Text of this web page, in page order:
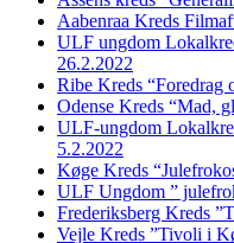
Aabenraa Kreds
ULF ungdom
26.2.2022
Ribe Kreds “Foredrag
Odense Kreds “Mad,
ULF-ungdom
5.2.2022
Køge Kreds
ULF Ungdom ”
Frederiksberg Kreds
Vejle Kreds ”Tivoli i